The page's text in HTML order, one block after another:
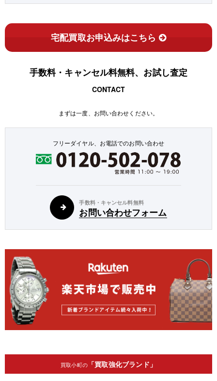
宅配買取お申込みはこちら
手数料・キャンセル料無料、お試し査定
CONTACT
まずは一度、お問い合わせください。
フリーダイヤル、お電話でのお問い合わせ
手数料・キャンセル料無料
お問い合わせフォーム
買取小町の「買取強化ブランド」